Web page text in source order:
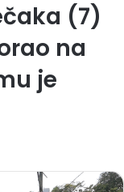
(7)
na
je